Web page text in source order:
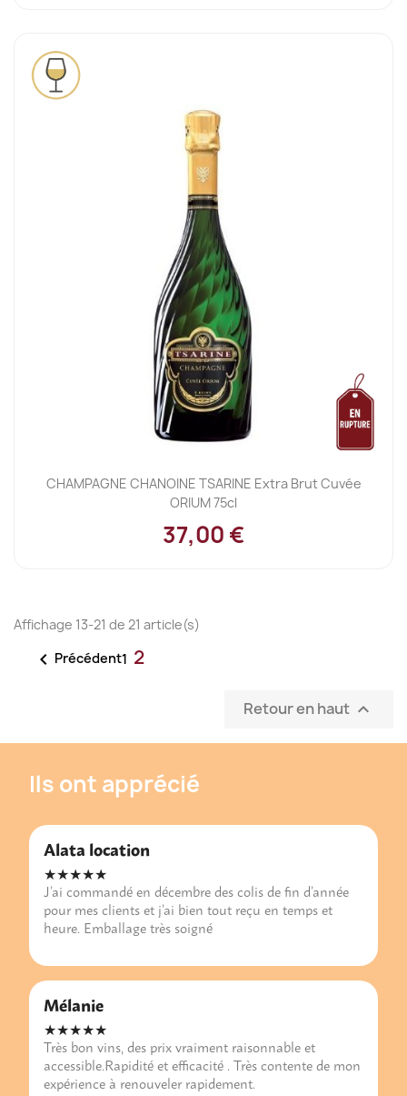
CHAMPAGNE CHANOINE TSARINE Extra Brut Cuvée
ORIUM 75cl
37,00 €
Affichage 13-21 de 21 article(s)
 Précédent1 2
Retour en haut 
Ils ont apprécié
Alata location
★★★★★
J’ai commandé en décembre des colis de fin d’année
pour mes clients et j’ai bien tout reçu en temps et
heure. Emballage très soigné
Mélanie
★★★★★
Très bon vins, des prix vraiment raisonnable et
accessible.Rapidité et efficacité . Très contente de mon
expérience à renouveler rapidement.